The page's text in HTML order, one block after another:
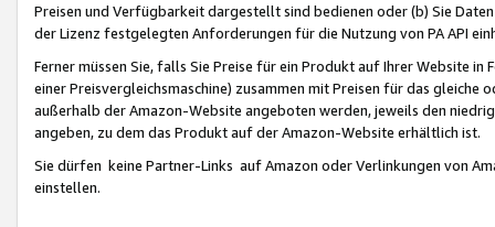
Preisen und Verfügbarkeit dargestellt sind bedienen oder (b) Sie
der Lizenz festgelegten Anforderungen für die Nutzung von PA API
Ferner müssen Sie, falls Sie Preise für ein Produkt auf Ihrer Website
einer Preisvergleichsmaschine) zusammen mit Preisen für das
außerhalb der Amazon-Website angeboten werden, jeweils den
angeben, zu dem das Produkt auf der Amazon-Website erhältlich ist.
Sie dürfen keine Partner-Links auf Amazon oder Verlinkungen von
einstellen.